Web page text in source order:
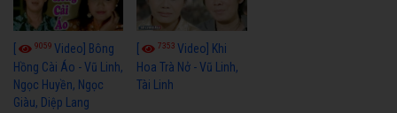
9059 Video] Bông
Hồng Cài Áo - Vũ Linh,
Ngọc Huyền, Ngọc
Giàu, Diệp Lang
7353Video] Khi
Hoa Trà Nở - Vũ Linh,
Tài Linh